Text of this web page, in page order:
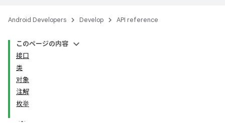
Android Developers Develop API reference
このページの内容
接口
类
对象
注解
枚举